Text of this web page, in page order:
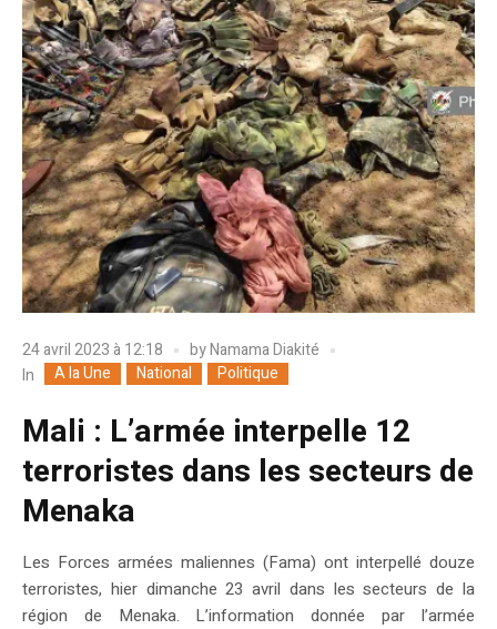
24 avril 2023 à 12:18 byNamama Diakité
In
A la Une National Politique
Mali : L’armée interpelle 12
terroristes dans les secteurs de
Menaka
Les Forces armées maliennes (Fama) ont interpellé douze
terroristes, hier dimanche 23 avril dans les secteurs de la
région de Menaka. L’information donnée par l’armée